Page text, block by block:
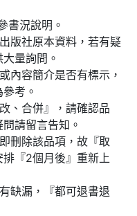
書況說明。
版社原本資料，若有疑
量詢問。
內容簡介是否有標示，
考。
、合併』，請確認品
請留言告知。
刪除該品項，故『取
『2個月後』重新上
缺漏，『都可退書退